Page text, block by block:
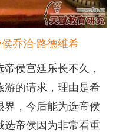
乔治·路德维希
侯宫廷乐长不久，
游的请求，理由是希
，今后能为选帝侯
帝侯因为非常看重